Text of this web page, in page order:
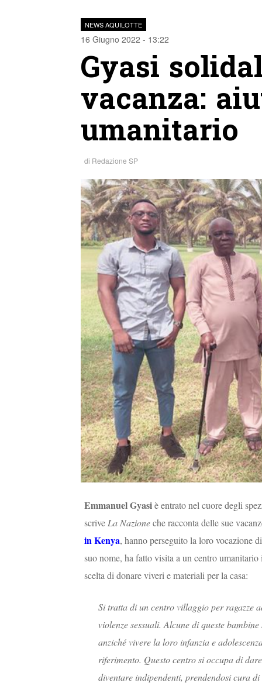
NEWS AQUILOTTE
16 Giugno 2022 - 13:22
Gyasi
vacanza:
umanitario
di Redazione SP
Emmanuel Gyasiè entrato nel cuore degli
scrive La Nazioneche racconta delle sue
in Kenya, hanno perseguito la loro vocazione
suo nome, ha fatto visita a un centro
scelta di donare viveri e materiali per la casa:
Si tratta di un centro villaggio per ragazze
violenze sessuali. Alcune di queste
anziché vivere la loro infanzia e
riferimento. Questo centro si occupa di
diventare indipendenti, prendendosi cura